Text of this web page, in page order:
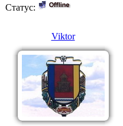
Статус:
Viktor